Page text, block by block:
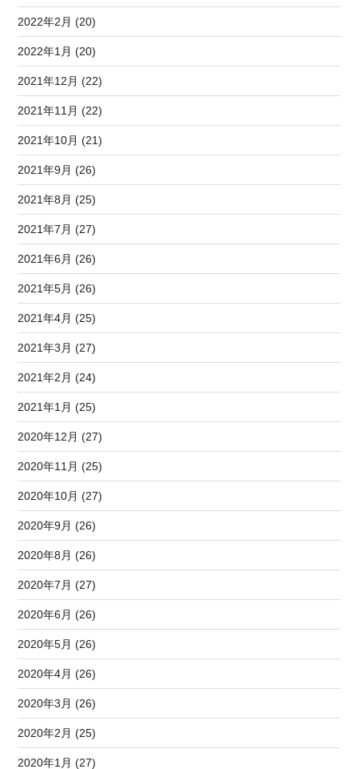
2022年2月 (20)
2022年1月 (20)
2021年12月 (22)
2021年11月 (22)
2021年10月 (21)
2021年9月 (26)
2021年8月 (25)
2021年7月 (27)
2021年6月 (26)
2021年5月 (26)
2021年4月 (25)
2021年3月 (27)
2021年2月 (24)
2021年1月 (25)
2020年12月 (27)
2020年11月 (25)
2020年10月 (27)
2020年9月 (26)
2020年8月 (26)
2020年7月 (27)
2020年6月 (26)
2020年5月 (26)
2020年4月 (26)
2020年3月 (26)
2020年2月 (25)
2020年1月 (27)